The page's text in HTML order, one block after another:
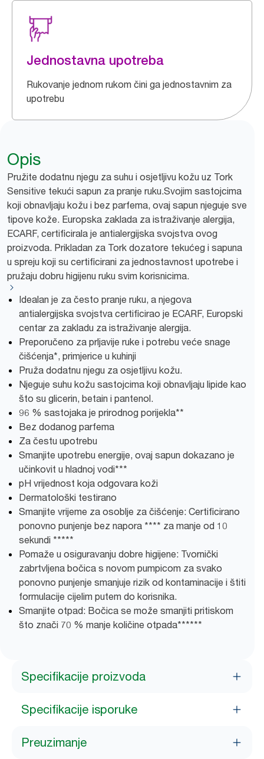
Jednostavna upotreba
Rukovanje jednom rukom čini ga jednostavnim za
upotrebu
Opis
Pružite dodatnu njegu za suhu i osjetljivu kožu uz Tork
Sensitive tekući sapun za pranje ruku.Svojim sastojcima
koji obnavljaju kožu i bez parfema, ovaj sapun njeguje sve
tipove kože. Europska zaklada za istraživanje alergija,
ECARF, certificirala je antialergijska svojstva ovog
proizvoda. Prikladan za Tork dozatore tekućeg i sapuna
u spreju koji su certificirani za jednostavnost upotrebe i
pružaju dobru higijenu ruku svim korisnicima.
Idealan je za često pranje ruku, a njegova
antialergijska svojstva certificirao je ECARF, Europski
centar za zakladu za istraživanje alergija.
Preporučeno za prljavije ruke i potrebu veće snage
čišćenja*, primjerice u kuhinji
Pruža dodatnu njegu za osjetljivu kožu.
Njeguje suhu kožu sastojcima koji obnavljaju lipide kao
što su glicerin, betain i pantenol.
96 % sastojaka je prirodnog porijekla**
Bez dodanog parfema
Za čestu upotrebu
Smanjite upotrebu energije, ovaj sapun dokazano je
učinkovit u hladnoj vodi***
pH vrijednost koja odgovara koži
Dermatološki testirano
Smanjite vrijeme za osoblje za čišćenje: Certificirano
ponovno punjenje bez napora **** za manje od 10
sekundi *****
Pomaže u osiguravanju dobre higijene: Tvornički
zabrtvljena bočica s novom pumpicom za svako
ponovno punjenje smanjuje rizik od kontaminacije i štiti
formulacije cijelim putem do korisnika.
Smanjite otpad: Bočica se može smanjiti pritiskom
što znači 70 % manje količine otpada******
Specifikacije proizvoda
Specifikacije isporuke
Preuzimanje